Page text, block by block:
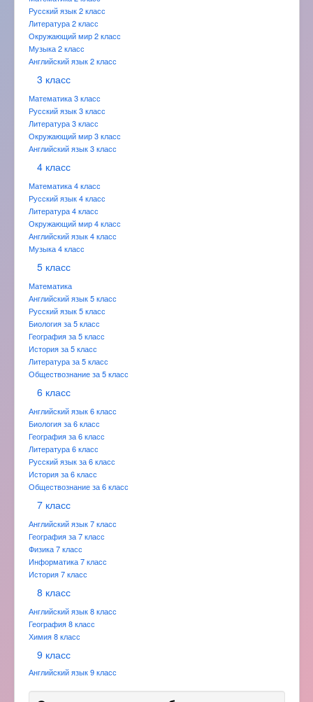
Русский язык 2 класс
Литература 2 класс
Окружающий мир 2 класс
Музыка 2 класс
Английский язык 2 класс
3 класс
Математика 3 класс
Русский язык 3 класс
Литература 3 класс
Окружающий мир 3 класс
Английский язык 3 класс
4 класс
Математика 4 класс
Русский язык 4 класс
Литература 4 класс
Окружающий мир 4 класс
Английский язык 4 класс
Музыка 4 класс
5 класс
Математика
Английский язык 5 класс
Русский язык 5 класс
Биология за 5 класс
География за 5 класс
История за 5 класс
Литература за 5 класс
Обществознание за 5 класс
6 класс
Английский язык 6 класс
Биология за 6 класс
География за 6 класс
Литература 6 класс
Русский язык за 6 класс
История за 6 класс
Обществознание за 6 класс
7 класс
Английский язык 7 класс
География за 7 класс
Физика 7 класс
Информатика 7 класс
История 7 класс
8 класс
Английский язык 8 класс
География 8 класс
Химия 8 класс
9 класс
Английский язык 9 класс